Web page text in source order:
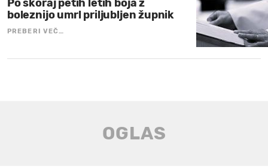
Po skoraj petih letih boja z
boleznijo umrl priljubljen župnik
PREBERI VEČ…